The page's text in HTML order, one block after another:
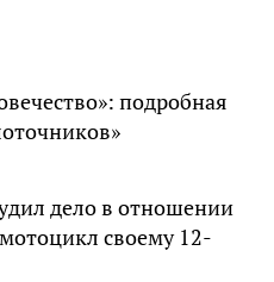
подробная
дело в отношении
своему 12-